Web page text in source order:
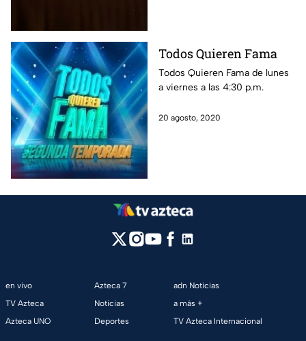
revive los conciertos.
Todos Quieren Fama
Todos Quieren Fama de lunes
a viernes a las 4:30 p.m.
20 agosto, 2020
en vivo
TV Azteca
Azteca UNO
Azteca 7
Noticias
Deportes
adn Noticias
a más +
TV Azteca Internacional